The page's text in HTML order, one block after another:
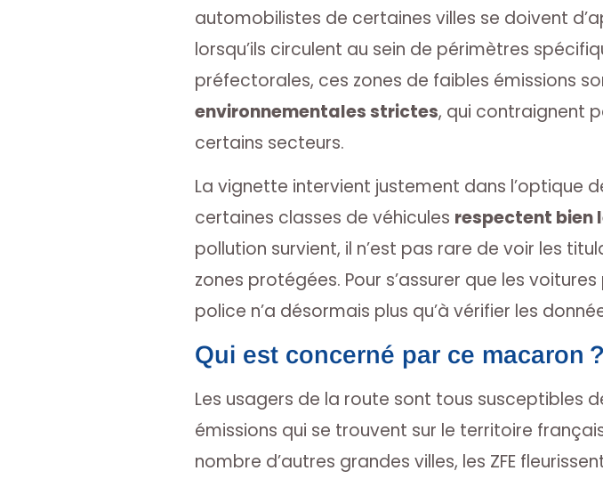
automobilistes de certaines villes se doivent
lorsqu’ils circulent au sein de périmètres
préfectorales, ces zones de faibles émissions
environnementales strictes, qui contraignent
certains secteurs.
La vignette intervient justement dans l’optique
certaines classes de véhicules respectent bien
pollution survient, il n’est pas rare de voir les
zones protégées. Pour s’assurer que les
police n’a désormais plus qu’à vérifier les
Qui est concerné par ce macaron ?
Les usagers de la route sont tous susceptibles
émissions qui se trouvent sur le territoire
nombre d’autres grandes villes, les ZFE